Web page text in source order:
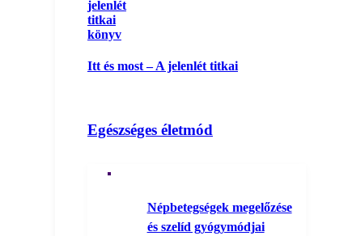
Itt és most – A jelenlét titkai
Egészséges életmód
Népbetegségek megelőzése
és szelíd gyógymódjai